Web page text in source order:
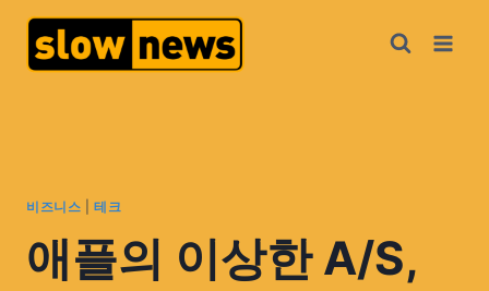
비즈니스 |테크
애플의 이상한 A/S,